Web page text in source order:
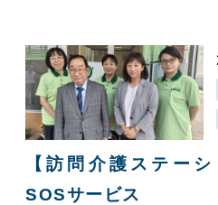
【訪問介護ステー
SOSサービス